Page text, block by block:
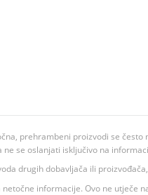
prehrambeni proizvodi se
se oslanjati isključivo na
drugih dobavljača ili
informacije. Ovo ne utječe